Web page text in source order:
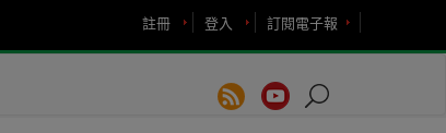
訂閱電子報
登入
註冊